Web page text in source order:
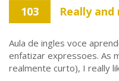
103 Really
Aula de ingles voce
enfatizar expressoes. As
realmente curto), I really